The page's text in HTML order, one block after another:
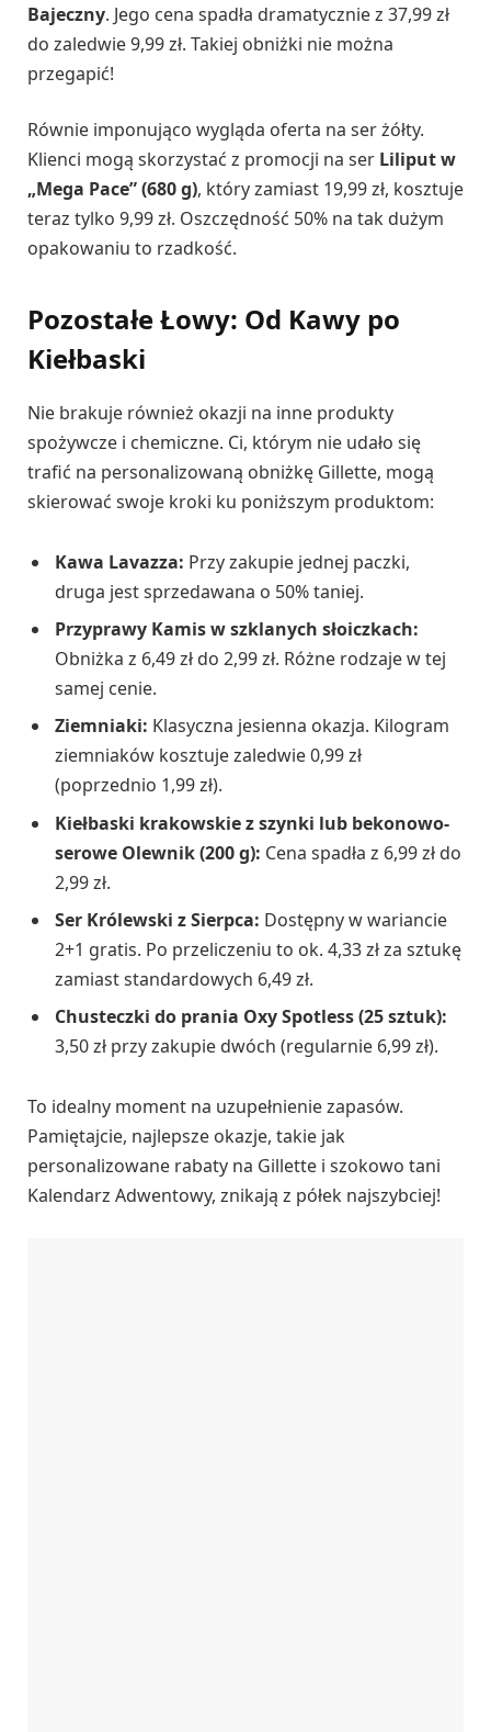
Bajeczny. Jego cena spadła dramatycznie z 37,99 zł
do zaledwie 9,99 zł. Takiej obniżki nie można
przegapić!
Równie imponująco wygląda oferta na ser żółty.
Klienci mogą skorzystać z promocji na ser Liliput w
„Mega Pace” (680 g), który zamiast 19,99 zł, kosztuje
teraz tylko 9,99 zł. Oszczędność 50% na tak dużym
opakowaniu to rzadkość.
Pozostałe Łowy: Od Kawy po
Kiełbaski
Nie brakuje również okazji na inne produkty
spożywcze i chemiczne. Ci, którym nie udało się
trafić na personalizowaną obniżkę Gillette, mogą
skierować swoje kroki ku poniższym produktom:
Kawa Lavazza: Przy zakupie jednej paczki,
druga jest sprzedawana o 50% taniej.
Przyprawy Kamis w szklanych słoiczkach:
Obniżka z 6,49 zł do 2,99 zł. Różne rodzaje w tej
samej cenie.
Ziemniaki: Klasyczna jesienna okazja. Kilogram
ziemniaków kosztuje zaledwie 0,99 zł
(poprzednio 1,99 zł).
Kiełbaski krakowskie z szynki lub bekonowo-
serowe Olewnik (200 g): Cena spadła z 6,99 zł do
2,99 zł.
Ser Królewski z Sierpca: Dostępny w wariancie
2+1 gratis. Po przeliczeniu to ok. 4,33 zł za sztukę
zamiast standardowych 6,49 zł.
Chusteczki do prania Oxy Spotless (25 sztuk):
3,50 zł przy zakupie dwóch (regularnie 6,99 zł).
To idealny moment na uzupełnienie zapasów.
Pamiętajcie, najlepsze okazje, takie jak
personalizowane rabaty na Gillette i szokowo tani
Kalendarz Adwentowy, znikają z półek najszybciej!